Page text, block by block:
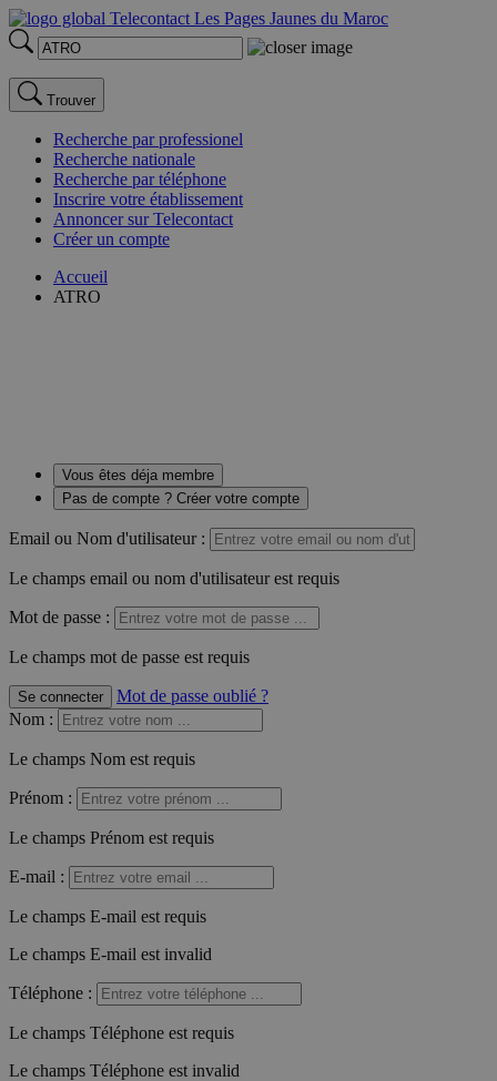
Trouver
Recherche par professionel
Recherche nationale
Recherche par téléphone
Inscrire votre établissement
Annoncer sur Telecontact
Créer un compte
Accueil
ATRO
Vous êtes déja membre
Pas de compte ? Créer votre compte
Email ou Nom d'utilisateur :
Le champs email ou nom d'utilisateur est requis
Mot de passe :
Le champs mot de passe est requis
Se connecter
Mot de passe oublié ?
Nom :
Le champs Nom est requis
Prénom :
Le champs Prénom est requis
E-mail :
Le champs E-mail est requis
Le champs E-mail est invalid
Téléphone :
Le champs Téléphone est requis
Le champs Téléphone est invalid